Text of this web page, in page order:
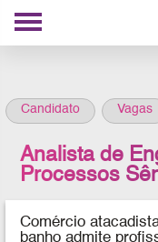
Candidato Vagas
Analista de
Processos
Comércio
banho admite